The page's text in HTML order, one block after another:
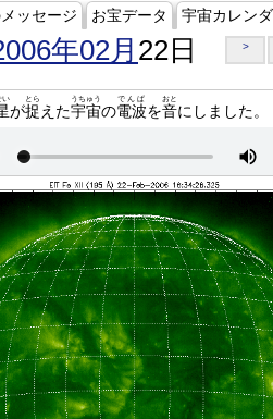
ッセージ お宝データ 宇宙カレン
年02月 22日 >
い
が捉
とら
えた宇宙
うちゅう
の電波
でんぱ
を音
おと
にしました。